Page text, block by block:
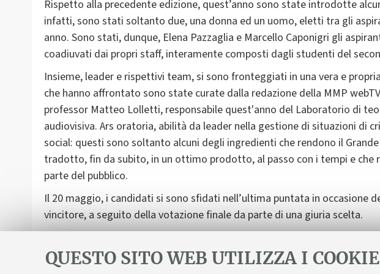
QUESTO SITO WEB UTILIZZA I COOKIE
Rispetto alla precedente edizione, quest’anno sono state introdotte
infatti, sono stati soltanto due, una donna ed un uomo, eletti tra gli
anno. Sono stati, dunque, Elena Pazzaglia e Marcello Caponigri gli
coadiuvati dai propri staff, interamente composti dagli studenti del
Insieme, leader e rispettivi team, si sono fronteggiati in una vera e
che hanno affrontato sono state curate dalla redazione della MMP
professor Matteo Lolletti, responsabile quest'anno del Laboratorio di
audiovisiva. Ars oratoria, abilità da leader nella gestione di situazioni di
social: questi sono soltanto alcuni degli ingredienti che rendono il
tradotto, fin da subito, in un ottimo prodotto, al passo con i tempi e che
parte del pubblico.
Il 20 maggio, i candidati si sono sfidati nell’ultima puntata in occasione
vincitore, a seguito della votazione finale da parte di una giuria scelta.
sullapagina Facebookdella MMP webTV.